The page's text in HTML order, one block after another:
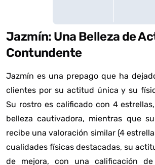
Jazmín: Una Belleza de
Contundente
Jazmín es una prepago que ha
clientes por su actitud única y su
Su rostro es calificado con 4
belleza cautivadora, mientras que
recibe una valoración similar (4
cualidades físicas destacadas, su
de mejora, con una calificación